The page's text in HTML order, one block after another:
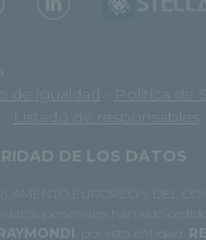
de igualdad Política de
Listado de responsables
DE LOS DATOS
EUROPEO Y DEL
personales han sido
, por esta entidad.